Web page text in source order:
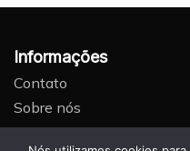
Informações
Contato
Sobre nós
Anuncie aqui